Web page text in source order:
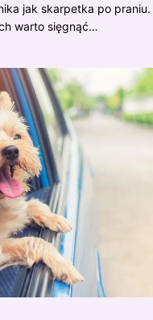
jak skarpetka po praniu.
warto sięgnąć…